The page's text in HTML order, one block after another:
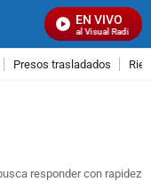
EN VIVO
Señal Visual Radio
Presos trasladados
responder con